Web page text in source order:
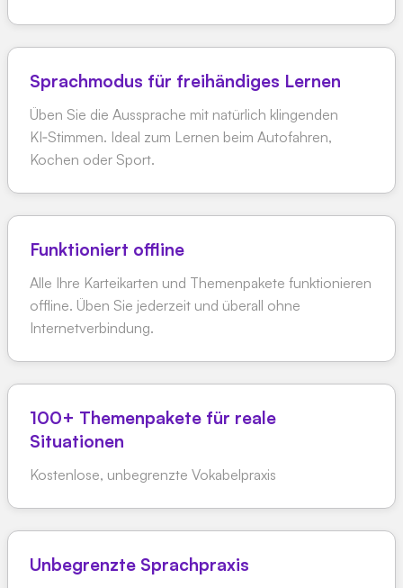
Sprachmodus für freihändiges Lernen
Üben Sie die Aussprache mit natürlich klingenden
KI‑Stimmen. Ideal zum Lernen beim Autofahren,
Kochen oder Sport.
Funktioniert offline
Alle Ihre Karteikarten und Themenpakete funktionieren
offline. Üben Sie jederzeit und überall ohne
Internetverbindung.
100+ Themenpakete für reale
Situationen
Kostenlose, unbegrenzte Vokabelpraxis
Unbegrenzte Sprachpraxis